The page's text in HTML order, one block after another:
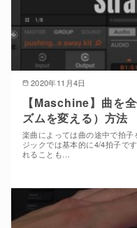
2020年11月4日
【Maschine】曲を
ズムを変える）方法
楽曲によっては曲の途中で拍
ジックでは基本的に4/4拍子で
れることも…